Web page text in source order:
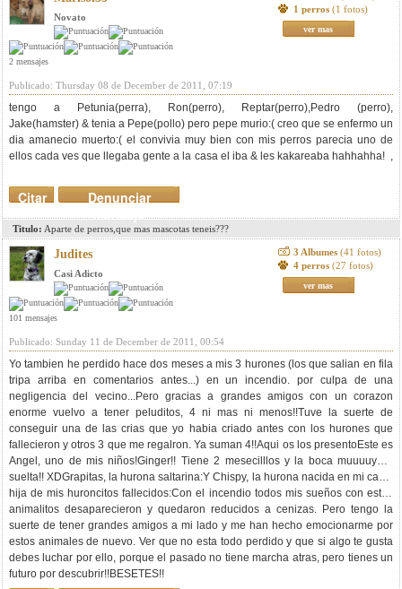
Novato
2 mensajes
1 perros (1 fotos)
ver mas
Publicado: Thursday 08 de December de 2011, 07:19
tengo a Petunia(perra), Ron(perro), Reptar(perro),Pedro (perro),
Jake(hamster) & tenia a Pepe(pollo) pero pepe murio:( creo que se enfermo un
dia amanecio muerto:( el convivia muy bien con mis perros parecia uno de
ellos cada ves que llegaba gente a la casa el iba & les kakareaba hahhahha! ,
Denunciar
mensaje
Citar
Titulo: Aparte de perros,que mas mascotas teneis???
Judites
Casi Adicto
101 mensajes
3 Albumes (41 fotos)
4 perros (27 fotos)
ver mas
Publicado: Sunday 11 de December de 2011, 00:54
Yo tambien he perdido hace dos meses a mis 3 hurones (los que salian en fila
tripa arriba en comentarios antes...) en un incendio. por culpa de una
negligencia del vecino...Pero gracias a grandes amigos con un corazon
enorme vuelvo a tener peluditos, 4 ni mas ni menos!!Tuve la suerte de
conseguir una de las crias que yo habia criado antes con los hurones que
fallecieron y otros 3 que me regalron. Ya suman 4!!Aqui os los presentoEste es
Angel, uno de mis niños!Ginger!! Tiene 2 mesecilllos y la boca muuuuyyyy
suelta!! XDGrapitas, la hurona saltarina:Y Chispy, la hurona nacida en mi casa,
hija de mis huroncitos fallecidos:Con el incendio todos mis sueños con estos
animalitos desaparecieron y quedaron reducidos a cenizas. Pero tengo la
suerte de tener grandes amigos a mi lado y me han hecho emocionarme por
estos animales de nuevo. Ver que no esta todo perdido y que si algo te gusta
debes luchar por ello, porque el pasado no tiene marcha atras, pero tienes un
futuro por descubrir!!BESETES!!